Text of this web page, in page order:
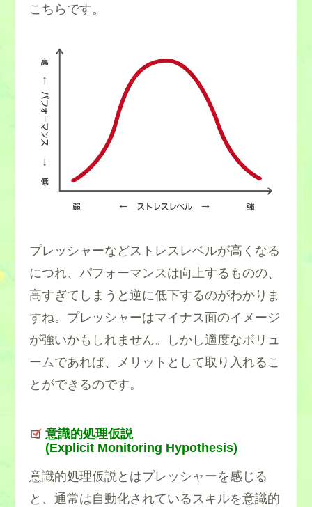
こちらです。
プレッシャーなどストレスレベルが高くなる
につれ、パフォーマンスは向上するものの、
高すぎてしまうと逆に低下するのがわかりま
すね。プレッシャーはマイナス面のイメージ
が強いかもしれません。しかし適度なボリュ
ームであれば、メリットとして取り入れるこ
とができるのです。
意識的処理仮説
(Explicit Monitoring Hypothesis)
意識的処理仮説とはプレッシャーを感じる
と、通常は自動化されているスキルを意識的